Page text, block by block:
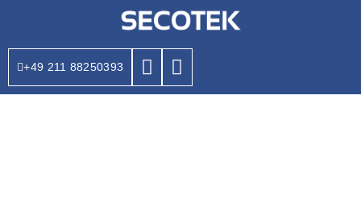
+49 211 88250393